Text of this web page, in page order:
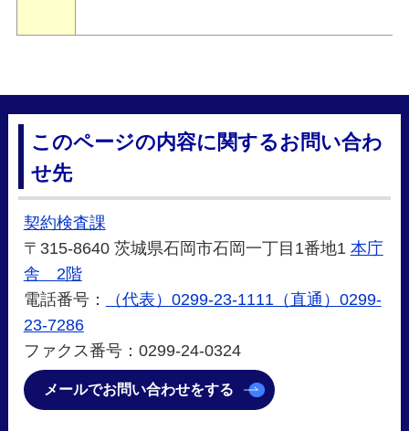
このページの内容に関するお問い合わ
せ先
契約検査課
〒315-8640 茨城県石岡市石岡一丁目1番地1 本庁
舎 2階
電話番号：
（代表）0299-23-1111（直通）0299-
23-7286
ファクス番号：0299-24-0324
メールでお問い合わせをする